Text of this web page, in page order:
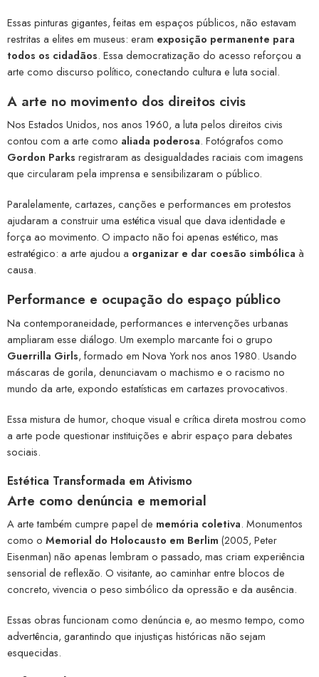
Essas pinturas gigantes, feitas em espaços públicos, não estavam
restritas a elites em museus: eram exposição permanente para
todos os cidadãos. Essa democratização do acesso reforçou a
arte como discurso político, conectando cultura e luta social.
A arte no movimento dos direitos civis
Nos Estados Unidos, nos anos 1960, a luta pelos direitos civis
contou com a arte como aliada poderosa. Fotógrafos como
Gordon Parks registraram as desigualdades raciais com imagens
que circularam pela imprensa e sensibilizaram o público.
Paralelamente, cartazes, canções e performances em protestos
ajudaram a construir uma estética visual que dava identidade e
força ao movimento. O impacto não foi apenas estético, mas
estratégico: a arte ajudou a organizar e dar coesão simbólica à
causa.
Performance e ocupação do espaço público
Na contemporaneidade, performances e intervenções urbanas
ampliaram esse diálogo. Um exemplo marcante foi o grupo
Guerrilla Girls, formado em Nova York nos anos 1980. Usando
máscaras de gorila, denunciavam o machismo e o racismo no
mundo da arte, expondo estatísticas em cartazes provocativos.
Essa mistura de humor, choque visual e crítica direta mostrou como
a arte pode questionar instituições e abrir espaço para debates
sociais.
Estética Transformada em Ativismo
Arte como denúncia e memorial
A arte também cumpre papel de memória coletiva. Monumentos
como o Memorial do Holocausto em Berlim (2005, Peter
Eisenman) não apenas lembram o passado, mas criam experiência
sensorial de reflexão. O visitante, ao caminhar entre blocos de
concreto, vivencia o peso simbólico da opressão e da ausência.
Essas obras funcionam como denúncia e, ao mesmo tempo, como
advertência, garantindo que injustiças históricas não sejam
esquecidas.